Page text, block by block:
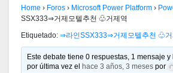
Home › Foros › Microsoft Power Platform ›
SSX333⇒거제모텔추천 ♧거제역
Etiquetado: ⇒라인SSX333⇒거제모텔추천 ♧거
Este debate tiene 0 respuestas, 1 mensaje
por última vez el
hace 3 años, 3 meses por